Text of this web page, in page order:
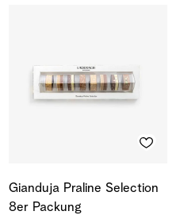
Gianduja Praline Selection
8er Packung